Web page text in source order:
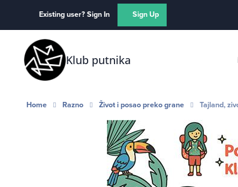
Existing user? Sign In Sign Up
Klub putnika
Home Razno Život i posao preko grane Tajland,